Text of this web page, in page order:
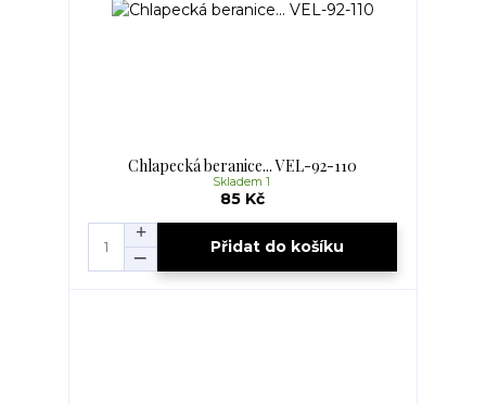
Chlapecká beranice... VEL-92-110
85 Kč
Skladem 1
Přidat do košíku